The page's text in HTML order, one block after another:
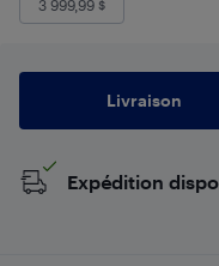
3 999,99 $
Livraison
Expédition